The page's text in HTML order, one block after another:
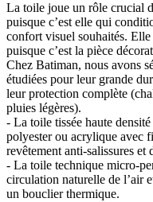
La toile joue un rôle crucial
puisque c’est elle qui
confort visuel souhaités.
puisque c’est la pièce
Chez Batiman, nous avons
étudiées pour leur grande
leur protection complète
pluies légères).
- La toile tissée haute
polyester ou acrylique avec
revêtement anti-salissures et
- La toile technique micro-
circulation naturelle de l’air
un bouclier thermique.